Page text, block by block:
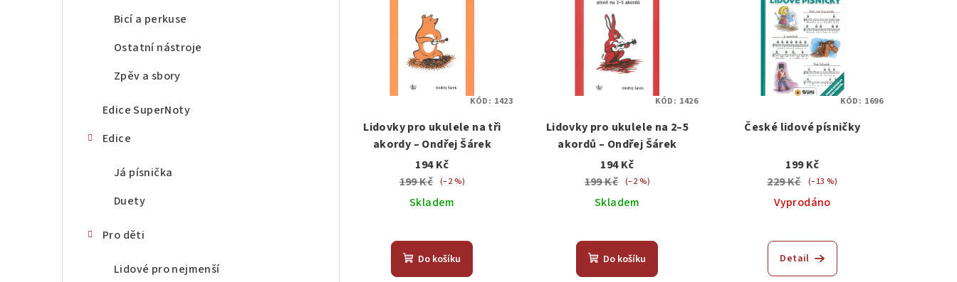
Bicí a perkuse
Ostatní nástroje
Zpěv a sbory
Edice SuperNoty
Edice
Já písnička
Duety
Pro děti
Lidové pro nejmenší
oLidovky pro ukulele na tři
akordy – Ondřej Šárek
194 Kč
199 Kč (–2 %)
Skladem
Do košíku
KÓD: 1423
Lidovky pro ukulele na 2–5
akordů – Ondřej Šárek
194 Kč
199 Kč (–2 %)
Skladem
Do košíku
KÓD: 1426
České lidové písničky
199 Kč
229 Kč
(–13 %)
Vyprodáno
Detail
KÓD: 1696